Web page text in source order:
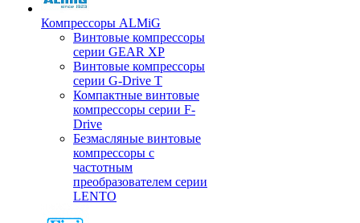
Компрессоры ALMiG
Винтовые компрессоры
серии GEAR XP
Винтовые компрессоры
серии G-Drive T
Компактные винтовые
компрессоры серии F-
Drive
Безмасляные винтовые
компрессоры с
частотным
преобразователем серии
LENTO